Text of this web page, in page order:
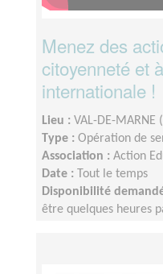
Menez des
citoyenneté et
internationale !
Lieu : VAL-DE-MARNE
Type : Opération de
Association : Action
Date :
Tout le temps
Disponibilité
être quelques heures